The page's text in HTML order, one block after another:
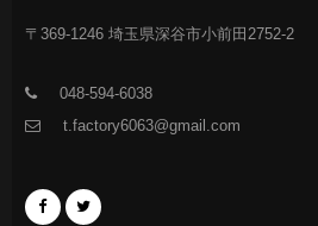
〒369-1246 埼玉県深谷市小前田2752-2
048-594-6038
t.factory6063@gmail.com